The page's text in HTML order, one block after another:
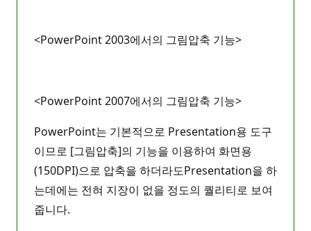
<PowerPoint 2003에서의 그림압축 기능>
<PowerPoint 2007에서의 그림압축 기능>
PowerPoint는 기본적으로 Presentation용 도구
이므로 [그림압축]의 기능을 이용하여 화면용
(150DPI)으로 압축을 하더라도Presentation을 하
는데에는 전혀 지장이 없을 정도의 퀄리티로 보여
줍니다.